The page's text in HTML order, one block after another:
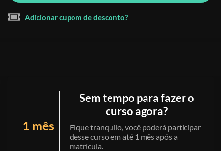
Adicionar cupom de desconto?
1 mês
Sem tempo para fazer o
curso agora?
Fique tranquilo, você poderá participar
desse curso em até 1 mês após a
matrícula.